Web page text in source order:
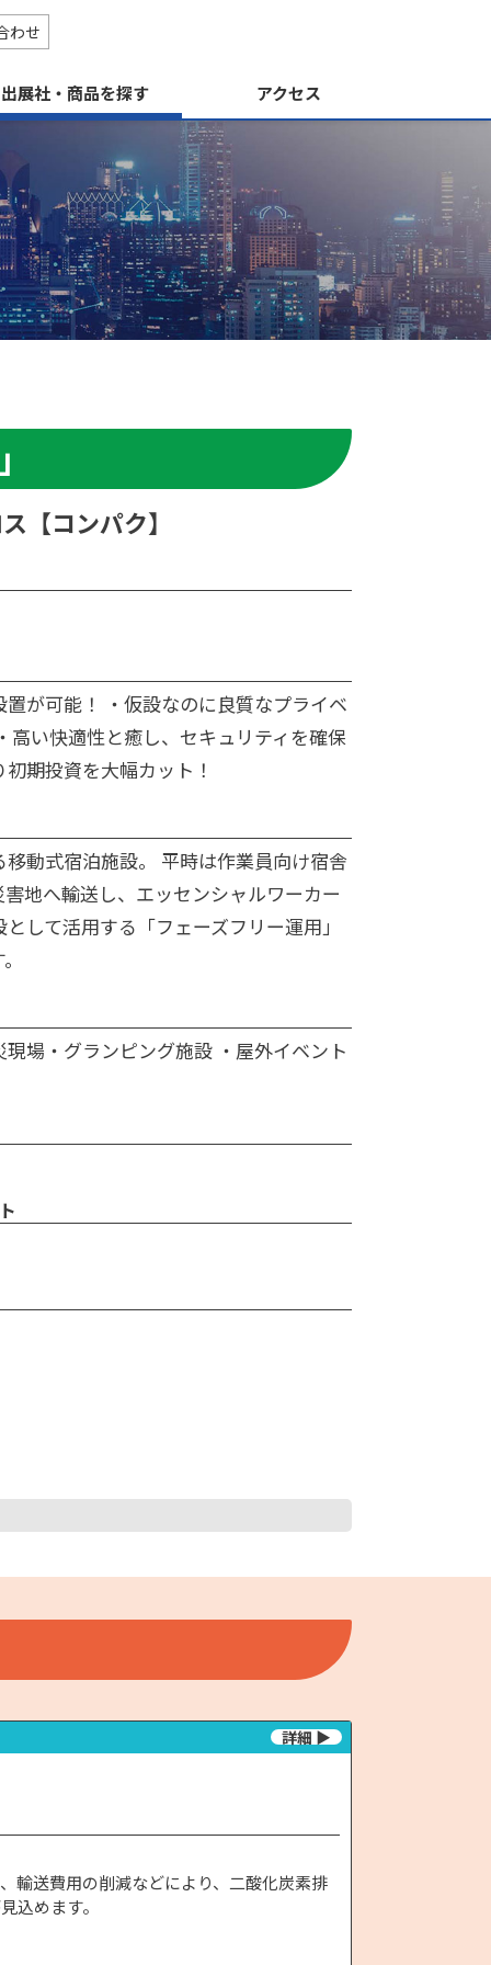
わせ
出展社・商品を探す アクセス
【コンパク】
が可能！ ・仮設なのに良質なプライベ
高い快適性と癒し、セキュリティを確保
期投資を大幅カット！
動式宿泊施設。 平時は作業員向け宿舎
地へ輸送し、エッセンシャルワーカー
して活用する「フェーズフリー運用」
場・グランピング施設 ・屋外イベント
輸送費用の削減などにより、二酸化炭素排
込めます。